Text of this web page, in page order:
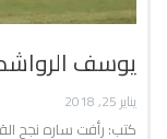
يوسف
يناير 25, 2018
كتب: رأفت ساره نجح